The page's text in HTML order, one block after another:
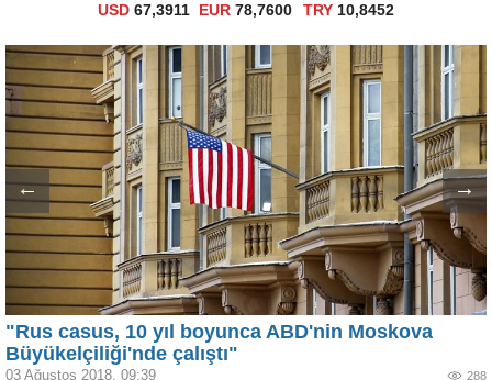
USD67,3911 EUR 78,7600 TRY10,8452
← →
"Rus casus, 10 yıl boyunca ABD'nin Moskova
Büyükelçiliği'nde çalıştı"
03 Ağustos 2018, 09:39 288